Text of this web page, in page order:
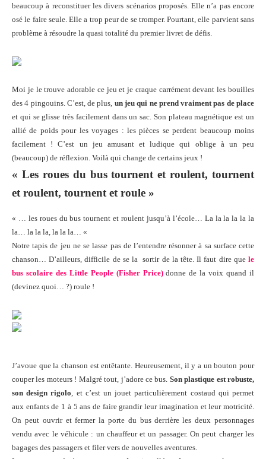
beaucoup à reconstituer les divers scénarios proposés. Elle n’a pas encore
osé le faire seule. Elle a trop peur de se tromper. Pourtant, elle parvient sans
problème à résoudre la quasi totalité du premier livret de défis.
Moi je le trouve adorable ce jeu et je craque carrément devant les bouilles
des 4 pingouins. C’est, de plus, un jeu qui ne prend vraiment pas de place
et qui se glisse très facilement dans un sac. Son plateau magnétique est un
allié de poids pour les voyages : les pièces se perdent beaucoup moins
facilement ! C’est un jeu amusant et ludique qui oblige à un peu
(beaucoup) de réflexion. Voilà qui change de certains jeux !
« Les roues du bus tournent et roulent, tournent
et roulent, tournent et roule »
« … les roues du bus tournent et roulent jusqu’à l’école… La la la la la la
la… la la la, la la la… «
Notre tapis de jeu ne se lasse pas de l’entendre résonner à sa surface cette
chanson… D’ailleurs, difficile de se la sortir de la tête. Il faut dire que le
bus scolaire des Little People(Fisher Price)donne de la voix quand il
(devinez quoi… ?) roule !
J’avoue que la chanson est entêtante. Heureusement, il y a un bouton pour
couper les moteurs ! Malgré tout, j’adore ce bus. Son plastique est robuste,
son design rigolo, et c’est un jouet particulièrement costaud qui permet
aux enfants de 1 à 5 ans de faire grandir leur imagination et leur motricité.
On peut ouvrir et fermer la porte du bus derrière les deux personnages
vendu avec le véhicule : un chauffeur et un passager. On peut charger les
bagages des passagers et filer vers de nouvelles aventures.